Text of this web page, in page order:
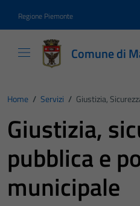
Regione Piemonte
Comune di
Home / Servizi / Giustizia,
Giustizia,
pubblica e
municipale